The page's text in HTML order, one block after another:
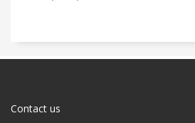
Contact us